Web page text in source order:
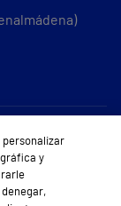
personalizar
y